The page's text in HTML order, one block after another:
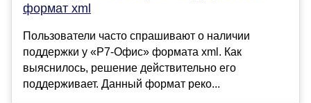
формат xml
Пользователи часто спрашивают о наличии
поддержки у «Р7-Офис» формата xml. Как
выяснилось, решение действительно его
поддерживает. Данный формат реко...